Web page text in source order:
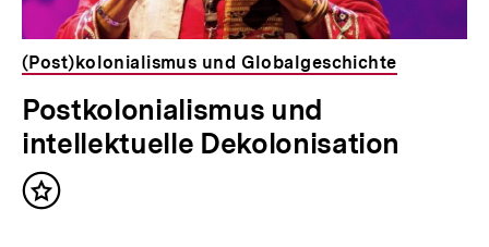
(Post)kolonialismus und Globalgeschichte
Postkolonialismus und
intellektuelle Dekolonisation
Inhalt